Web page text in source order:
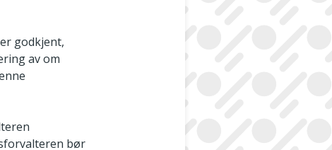
godkjent,
av om
bør